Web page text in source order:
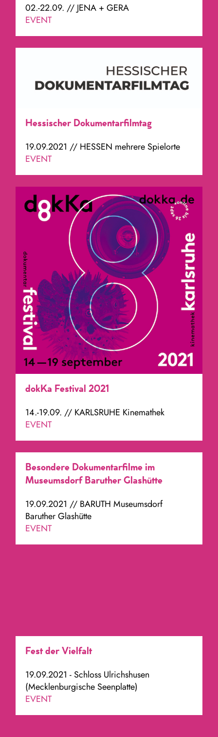
02.-22.09. // JENA + GERA
EVENT
Hessischer Dokumentarfilmtag
19.09.2021 // HESSEN mehrere Spielorte
EVENT
dokKa Festival 2021
14.-19.09. // KARLSRUHE Kinemathek
EVENT
Besondere Dokumentarfilme im
Museumsdorf Baruther Glashütte
19.09.2021 // BARUTH Museumsdorf
Baruther Glashütte
EVENT
Fest der Vielfalt
19.09.2021 - Schloss Ulrichshusen
(Mecklenburgische Seenplatte)
EVENT